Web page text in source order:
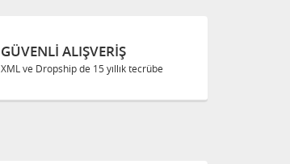
GÜVENLI ALIŞVERIŞ
XML ve Dropship de 15 yıllık tecrübe